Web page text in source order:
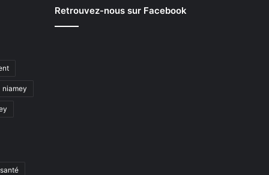
niamey
santé
Retrouvez-nous sur Facebook